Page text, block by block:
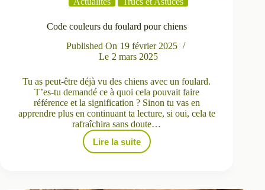
Code couleurs du foulard pour chiens
Published On 19 février 2025
Le 2 mars 2025
Tu as peut-être déjà vu des chiens avec un foulard.
T’es-tu demandé ce à quoi cela pouvait faire
référence et la signification ? Sinon tu vas en
apprendre plus en continuant ta lecture, si oui, cela te
rafraîchira sans doute…
Lire la suite
Code
couleurs